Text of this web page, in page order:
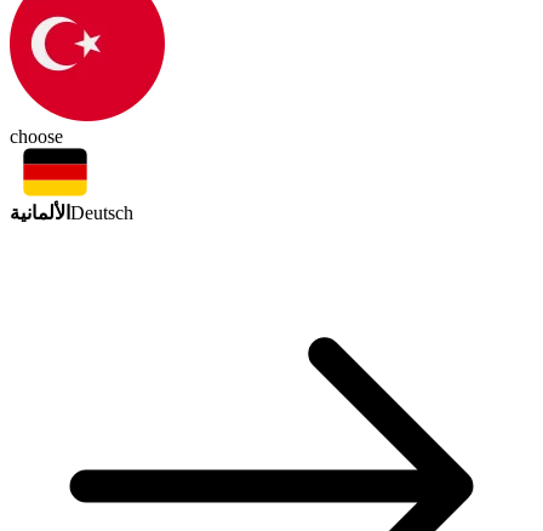
choose
الألمانية Deutsch